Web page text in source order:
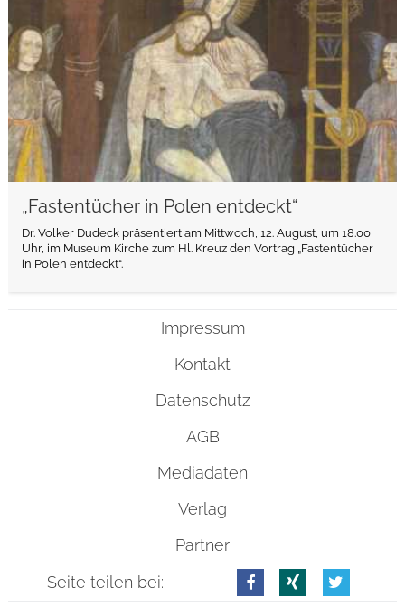
„Fastentücher in Polen entdeckt“
Dr. Volker Dudeck präsentiert am Mittwoch, 12. August, um 18.00
Uhr, im Museum Kirche zum Hl. Kreuz den Vortrag „Fastentücher
in Polen entdeckt“.
Impressum
Kontakt
Datenschutz
AGB
Mediadaten
Verlag
Partner
Seite teilen bei: